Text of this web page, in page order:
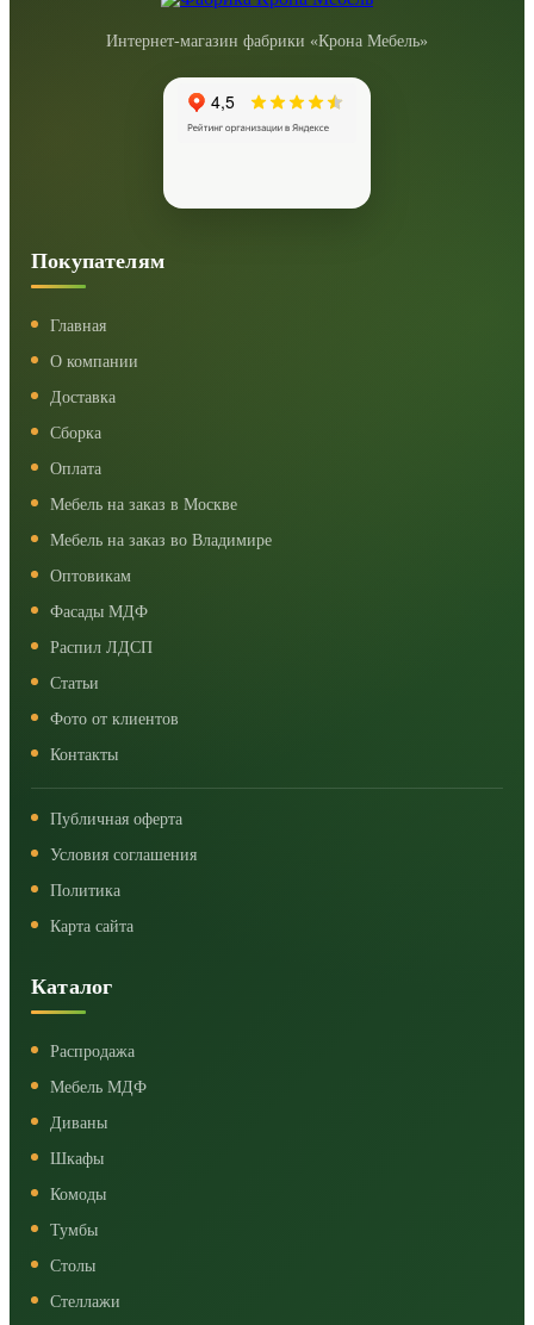
Интернет-магазин фабрики «Крона Мебель»
Покупателям
Главная
О компании
Доставка
Сборка
Оплата
Мебель на заказ в Москве
Мебель на заказ во Владимире
Оптовикам
Фасады МДФ
Распил ЛДСП
Статьи
Фото от клиентов
Контакты
Публичная оферта
Условия соглашения
Политика
Карта сайта
Каталог
Распродажа
Мебель МДФ
Диваны
Шкафы
Комоды
Тумбы
Столы
Стеллажи